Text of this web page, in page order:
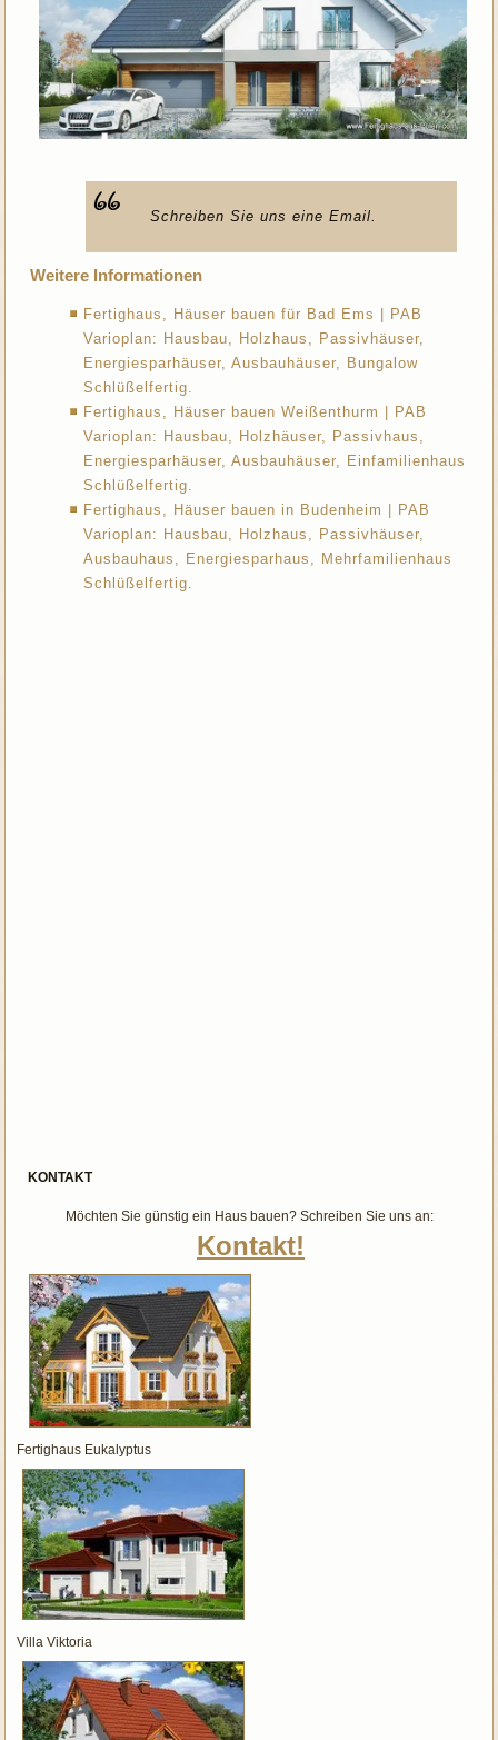
Schreiben Sie uns eine Email.
Weitere Informationen
Fertighaus, Häuser bauen für Bad Ems | PAB
Varioplan: Hausbau, Holzhaus, Passivhäuser,
Energiesparhäuser, Ausbauhäuser, Bungalow
Schlüßelfertig.
Fertighaus, Häuser bauen Weißenthurm | PAB
Varioplan: Hausbau, Holzhäuser, Passivhaus,
Energiesparhäuser, Ausbauhäuser, Einfamilienhaus
Schlüßelfertig.
Fertighaus, Häuser bauen in Budenheim | PAB
Varioplan: Hausbau, Holzhaus, Passivhäuser,
Ausbauhaus, Energiesparhaus, Mehrfamilienhaus
Schlüßelfertig.
KONTAKT
Möchten Sie günstig ein Haus bauen? Schreiben Sie uns an:
Kontakt!
Fertighaus Eukalyptus
Villa Viktoria